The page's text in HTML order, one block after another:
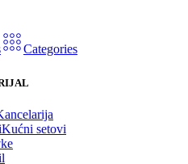
Categories
Kućni setovi